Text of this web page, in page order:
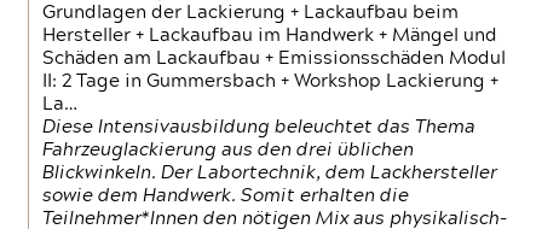
Grundlagen der Lackierung + Lackaufbau beim
Hersteller + Lackaufbau im Handwerk + Mängel und
Schäden am Lackaufbau + Emissionsschäden Modul
II: 2 Tage in Gummersbach + Workshop Lackierung +
La…
Diese Intensivausbildung beleuchtet das Thema
Fahrzeuglackierung aus den drei üblichen
Blickwinkeln. Der Labortechnik, dem Lackhersteller
sowie dem Handwerk. Somit erhalten die
Teilnehmer*Innen den nötigen Mix aus physikalisch-